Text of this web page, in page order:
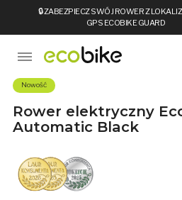
🔒ZABEZPIECZ SWÓJ ROWER Z
GPS ECOBIKE GUARD
Nowość
Rower elektryczny
Automatic Black